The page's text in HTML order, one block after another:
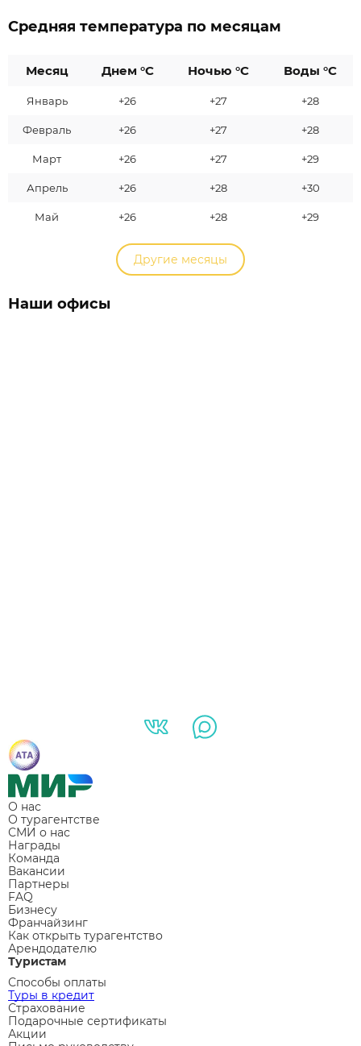
Средняя температура по месяцам
Месяц Днем °C Ночью °C Воды °C
Январь +26 +27 +28
Февраль +26 +27 +28
Март +26 +27 +29
Апрель +26 +28 +30
Май +26 +28 +29
Другие месяцы
Наши офисы
О нас
О турагентстве
СМИ о нас
Награды
Команда
Вакансии
Партнеры
FAQ
Бизнесу
Франчайзинг
Как открыть турагентство
Арендодателю
Туристам
Способы оплаты
Туры в кредит
Страхование
Подарочные сертификаты
Акции